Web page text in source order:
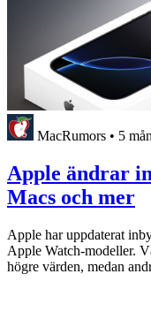
MacRumors • 5
Apple ändrar
Macs och mer
Apple har uppdaterat
Apple Watch-modeller.
högre värden, medan